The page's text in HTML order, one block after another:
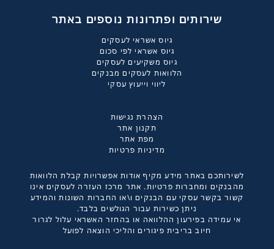
שירותים ופתרונות נוספים באתר
גיוס אשראי לעסקים
גיוס אשראי לפי סכום
גיוס משקיעים לעסקים
הלוואות לעסקים מבנקים
ליווי וייעוץ עסקי
הצהרת נגישות
תקנון אתר
מפת אתר
מדיניות פרטיות
לשירותכם באתר מידע מקיף אודות אפשרויות קבלת הלוואות
מהבנקים ומחברות פרטיות. אתר מרכז העזרה לעסקים אינו
קשור בקשר עסקי עם הבנקים ו\או החברות השונות והמידע
ניתן כשירות עבור הגולשים בלבד.
אי עמידה בפירעון ההלוואה או בהחזר האשראי עלול לגרור
חיוב בריבית פיגורים והליכי הוצאה לפועל